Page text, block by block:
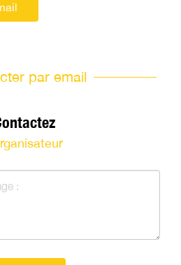
par email